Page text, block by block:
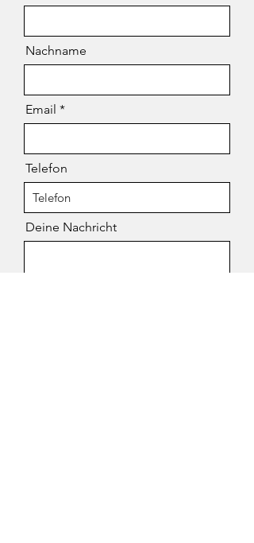
Nachname
Email
Telefon
Deine Nachricht